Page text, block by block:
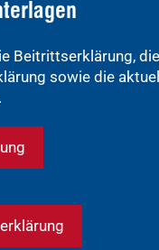
Beitrittserklärung, die
sowie die